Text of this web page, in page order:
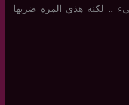
.. لكنه هذي المره ضربها